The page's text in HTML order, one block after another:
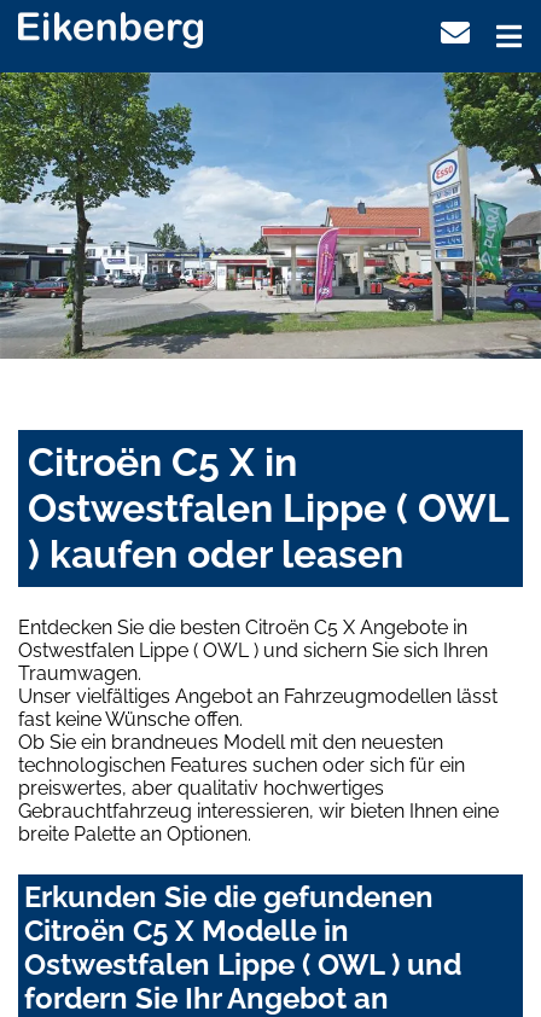
Citroën C5 X in
Ostwestfalen Lippe ( OWL
) kaufen oder leasen
Entdecken Sie die besten Citroën C5 X Angebote in
Ostwestfalen Lippe ( OWL ) und sichern Sie sich Ihren
Traumwagen.
Unser vielfältiges Angebot an Fahrzeugmodellen lässt
fast keine Wünsche offen.
Ob Sie ein brandneues Modell mit den neuesten
technologischen Features suchen oder sich für ein
preiswertes, aber qualitativ hochwertiges
Gebrauchtfahrzeug interessieren, wir bieten Ihnen eine
breite Palette an Optionen.
Erkunden Sie die gefundenen
Citroën C5 X Modelle in
Ostwestfalen Lippe ( OWL ) und
fordern Sie Ihr Angebot an